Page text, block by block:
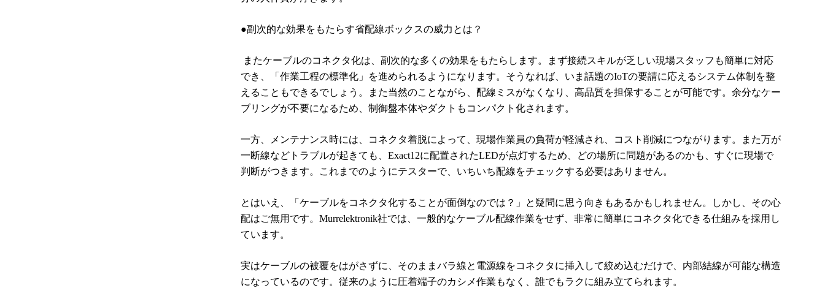
●副次的な効果をもたらす省配線ボックスの威力とは？
またケーブルのコネクタ化は、副次的な多くの効果をもたらします。まず接続スキルが乏しい現場スタッフも簡単に対応
でき、「作業工程の標準化」を進められるようになります。そうなれば、いま話題のIoTの要請に応えるシステム体制を整
えることもできるでしょう。また当然のことながら、配線ミスがなくなり、高品質を担保することが可能です。余分なケー
ブリングが不要になるため、制御盤本体やダクトもコンパクト化されます。
一方、メンテナンス時には、コネクタ着脱によって、現場作業員の負荷が軽減され、コスト削減につながります。また万が
一断線などトラブルが起きても、 Exact12に配置されたLEDが点灯するため、どの場所に問題があるのかも、すぐに現場で
判断がつきます。これまでのようにテスターで、いちいち配線をチェックする必要はありません。
とはいえ、「ケーブルをコネクタ化することが面倒なのでは？」と疑問に思う向きもあるかもしれません。しかし、その心
配はご無用です。 Murrelektronik社では、一般的なケーブル配線作業をせず、非常に簡単にコネクタ化できる仕組みを採用し
ています。
実はケーブルの被覆をはがさずに、そのままバラ線と電源線をコネクタに挿入して絞め込むだけで、内部結線が可能な構造
になっているのです。従来のように圧着端子のカシメ作業もなく、誰でもラクに組み立てられます。